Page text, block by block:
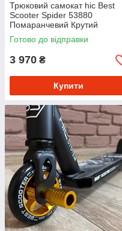
Трюковий самокат hic Best
Scooter Spider 53880
Помаранчевий Крутий
дитячий трюковий самокат
Готово до відправки
3 970 ₴
Купити